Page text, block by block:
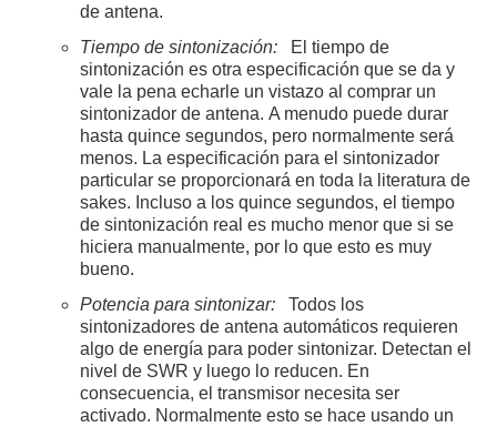
de antena.
Tiempo de sintonización: El tiempo de
sintonización es otra especificación que se da y
vale la pena echarle un vistazo al comprar un
sintonizador de antena. A menudo puede durar
hasta quince segundos, pero normalmente será
menos. La especificación para el sintonizador
particular se proporcionará en toda la literatura de
sakes. Incluso a los quince segundos, el tiempo
de sintonización real es mucho menor que si se
hiciera manualmente, por lo que esto es muy
bueno.
Potencia para sintonizar: Todos los
sintonizadores de antena automáticos requieren
algo de energía para poder sintonizar. Detectan el
nivel de SWR y luego lo reducen. En
consecuencia, el transmisor necesita ser
activado. Normalmente esto se hace usando un